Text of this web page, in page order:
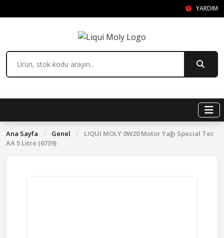
YARDIM
Ana Sayfa / Genel /
LIQUI MOLY 0W20 Motor Yağı Special Tec
AA 5 Litre (6739)